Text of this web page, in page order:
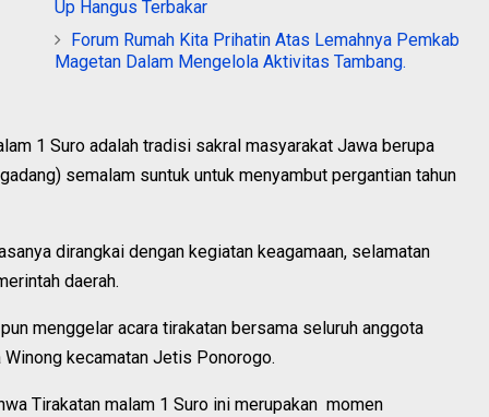
Up Hangus Terbakar
Forum Rumah Kita Prihatin Atas Lemahnya Pemkab
Magetan Dalam Mengelola Aktivitas Tambang.
1 Suro adalah tradisi sakral masyarakat Jawa berupa
semalam suntuk untuk menyambut pergantian tahun
dirangkai dengan kegiatan keagamaan, selamatan
daerah.
menggelar acara tirakatan bersama seluruh anggota
kecamatan Jetis Ponorogo.
Tirakatan malam 1 Suro ini merupakan momen